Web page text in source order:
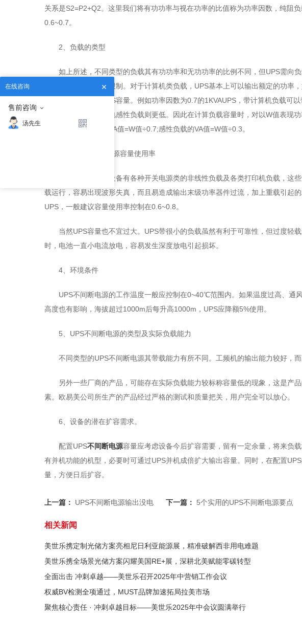
关系是S2=P2+Q2。这里我们将有功功率与视在功率的比值称为功率因数，纯阻
0.6~0.7。
2、负载的类型
如上所述，不同类型的负载其有功功率和无功功率的比例不同，但UPS需向
出能力受负载类型所限制。对于计算机类负载，UPS基本上可以输出额定的功率
所下降，需要加大UPS容量。例如功率因数为0.7的1KVAUPS，带计算机负载可
功功率是700W)，带电感性负载则更低。因此在计算负载容量时，对以W值表现
方法是：阻性负载的VA值=W值÷0.7;感性负载的VA值=W值÷0.3。
3、UPS不间断电源容量使用率
由于计算机机房设备有各种开关电源类的非线性负载及各类打印机负载，这
载运行，容易出现波形失真，而且易造成输出末级功率器件过流，加上重载引起
UPS，一般建议容量使用率控制在0.6~0.8。
当然UPS容量也不宜过大。UPS带很小的负载虽然有利于可靠性，但过度轻
时，电池一直小电流放电，容易发生深度放电引起损坏。
4、环境条件
UPS不间断电源的工作温度一般应控制在0~40℃范围内。如果温度过高、通
高度也有影响，海拔超过1000m后每升高1000m，UPS应降额5%使用。
5、UPS不间断电源的类型及实际负载能力
不同类型的UPS不间断电源其带载能力有所不同。工频机的输出能力较好，
另外一些厂商的产品，可能存在实际负载能力较标称容量低的现象，这是产
素。欧易美公司所生产的产品经过严格的测试和质量把关，用户完全可以放心。
6、设备的潜在扩容需求。
配置UPS不间断电源容量应考虑设备今后扩容需要，留有一定余量，将来负
有并机功能的机型，必要时可通过UPS并机成倍扩大输出容量。同时，在配置
量，方便日后扩容。
上一篇： UPS不间断电源输出没电 下一篇： 5个实用的UPS不间断电源要点
相关新闻
美世乐携定制光储方案亮相尼日利亚能源展，精准破解西非用电难题
美世乐携全场景光储方案闪耀美国RE+展，深耕北美赋能零碳转型
全面出击 冲刺卓越——美世乐召开2025年中营销工作会议
权威BV检测全项通过，MUST品牌加速拓局拉美市场
聚焦核心责任 · 冲刺卓越目标——美世乐2025年中会议圆满举行
在线咨询
售前咨询
汤先生